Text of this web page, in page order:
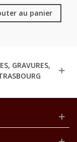
Manuels De
Poésie,
au panier
GRAVURES,